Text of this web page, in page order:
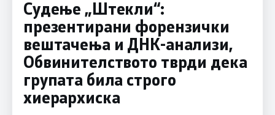
Судење „Штекли“:
презентирани форензички
вештачења и ДНК-анализи,
Обвинителството тврди дека
групата била строго
хиерархиска